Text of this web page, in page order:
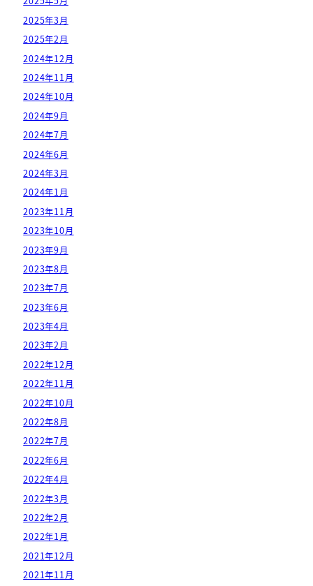
2025年3月
2025年2月
2024年12月
2024年11月
2024年10月
2024年9月
2024年7月
2024年6月
2024年3月
2024年1月
2023年11月
2023年10月
2023年9月
2023年8月
2023年7月
2023年6月
2023年4月
2023年2月
2022年12月
2022年11月
2022年10月
2022年8月
2022年7月
2022年6月
2022年4月
2022年3月
2022年2月
2022年1月
2021年12月
2021年11月